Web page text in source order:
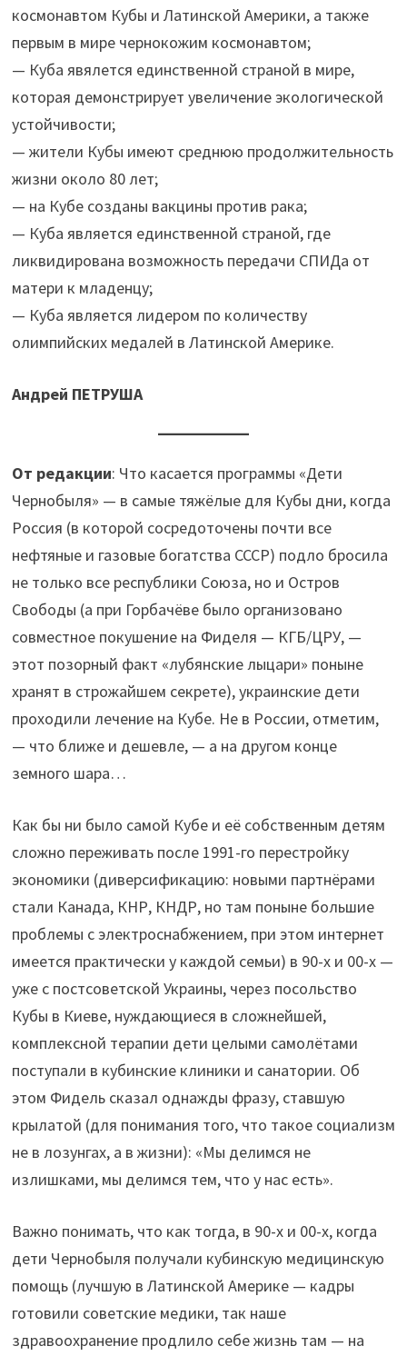
космонавтом Кубы и Латинской Америки, а также
первым в мире чернокожим космонавтом;
— Куба явялется единственной страной в мире,
которая демонстрирует увеличение экологической
устойчивости;
— жители Кубы имеют среднюю продолжительность
жизни около 80 лет;
— на Кубе созданы вакцины против рака;
— Куба является единственной страной, где
ликвидирована возможность передачи СПИДа от
матери к младенцу;
— Куба является лидером по количеству
олимпийских медалей в Латинской Америке.
Андрей ПЕТРУША
От редакции: Что касается программы «Дети
Чернобыля» — в самые тяжёлые для Кубы дни, когда
Россия (в которой сосредоточены почти все
нефтяные и газовые богатства СССР) подло бросила
не только все республики Союза, но и Остров
Свободы (а при Горбачёве было организовано
совместное покушение на Фиделя — КГБ/ЦРУ, —
этот позорный факт «лубянские лыцари» поныне
хранят в строжайшем секрете), украинские дети
проходили лечение на Кубе. Не в России, отметим,
— что ближе и дешевле, — а на другом конце
земного шара…
Как бы ни было самой Кубе и её собственным детям
сложно переживать после 1991-го перестройку
экономики (диверсификацию: новыми партнёрами
стали Канада, КНР, КНДР, но там поныне большие
проблемы с электроснабжением, при этом интернет
имеется практически у каждой семьи) в 90-х и 00-х —
уже с постсоветской Украины, через посольство
Кубы в Киеве, нуждающиеся в сложнейшей,
комплексной терапии дети целыми самолётами
поступали в кубинские клиники и санатории. Об
этом Фидель сказал однажды фразу, ставшую
крылатой (для понимания того, что такое социализм
не в лозунгах, а в жизни): «Мы делимся не
излишками, мы делимся тем, что у нас есть».
Важно понимать, что как тогда, в 90-х и 00-х, когда
дети Чернобыля получали кубинскую медицинскую
помощь (лучшую в Латинской Америке — кадры
готовили советские медики, так наше
здравоохранение продлило себе жизнь там — на